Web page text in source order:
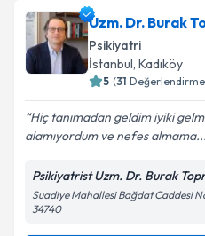
Uzm. Dr. Burak
Psikiyatri
İstanbul, Kadıköy
5 (31
Hiç tanımadan geldim iyiki
alamıyordum ve nefes almama...
Psikiyatrist Uzm. Dr. Burak
Suadiye Mahallesi Bağdat Caddesi
34740